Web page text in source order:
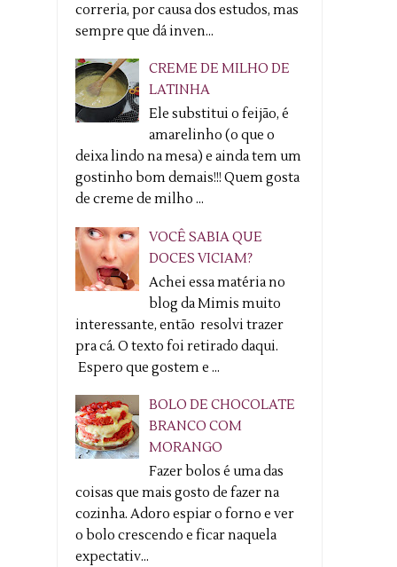
correria, por causa dos estudos, mas
sempre que dá inven...
CREME DE MILHO DE
LATINHA
Ele substitui o feijão, é
amarelinho (o que o
deixa lindo na mesa) e ainda tem um
gostinho bom demais!!! Quem gosta
de creme de milho ...
VOCÊ SABIA QUE
DOCES VICIAM?
Achei essa matéria no
blog da Mimis muito
interessante, então resolvi trazer
pra cá. O texto foi retirado daqui.
Espero que gostem e ...
BOLO DE CHOCOLATE
BRANCO COM
MORANGO
Fazer bolos é uma das
coisas que mais gosto de fazer na
cozinha. Adoro espiar o forno e ver
o bolo crescendo e ficar naquela
expectativ...